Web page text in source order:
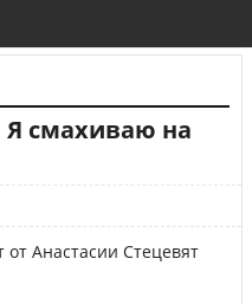
Я смахиваю на
Анастасии Стецевят